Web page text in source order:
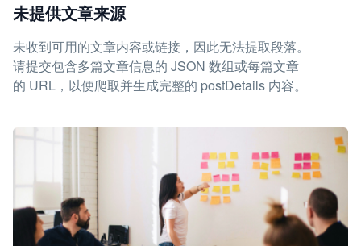
未提供文章来源
未收到可用的文章内容或链接，因此无法提取段落。
请提交包含多篇文章信息的 JSON 数组或每篇文章
的 URL，以便爬取并生成完整的 postDetails 内容。